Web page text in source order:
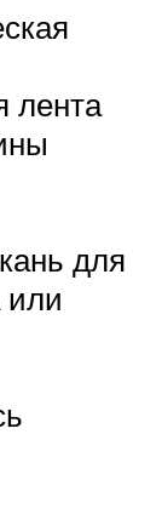
лента
для
или